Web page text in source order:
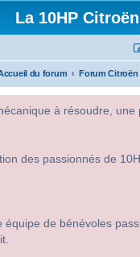
La 10HP Citroën
du forum
à résoudre, une
des passionnés de
équipe de bénévoles